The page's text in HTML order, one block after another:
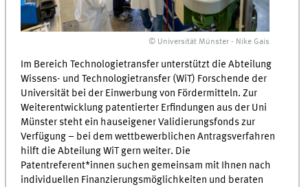
© Universität Münster - Nike Gais
Im Bereich Technologietransfer unterstützt die Abteilung
Wissens- und Technologietransfer (WiT) Forschende der
Universität bei der Einwerbung von Fördermitteln. Zur
Weiterentwicklung patentierter Erfindungen aus der Uni
Münster steht ein hauseigener Validierungsfonds zur
Verfügung – bei dem wettbewerblichen Antragsverfahren
hilft die Abteilung WiT gern weiter. Die
Patentreferent*innen suchen gemeinsam mit Ihnen nach
individuellen Finanzierungsmöglichkeiten und beraten